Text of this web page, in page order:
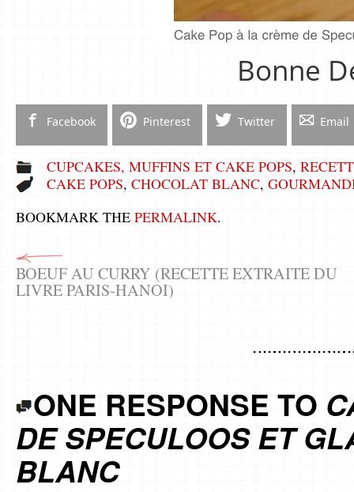
Bonne
Facebook Pinterest Twitter Email
CUPCAKES, MUFFINS ET CAKE POPS,
CAKE POPS, CHOCOLAT BLANC,
BOOKMARK THE PERMALINK.
BOEUF AU CURRY (RECETTE EXTRAITE DU
LIVRE PARIS-HANOI)
ONE RESPONSE TO
DE SPECULOOS ET
BLANC